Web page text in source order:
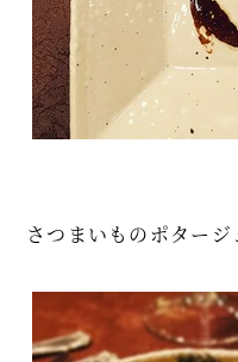
さつまいものポタージ